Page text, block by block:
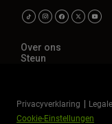
Over ons
Steun
Privacyverklaring
Cookie-Einstellungen